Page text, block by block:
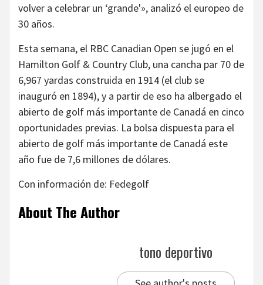
volver a celebrar un ‘grande'», analizó el europeo de
30 años.
Esta semana, el RBC Canadian Open se jugó en el
Hamilton Golf & Country Club, una cancha par 70 de
6,967 yardas construida en 1914 (el club se
inauguró en 1894), y a partir de eso ha albergado el
abierto de golf más importante de Canadá en cinco
oportunidades previas. La bolsa dispuesta para el
abierto de golf más importante de Canadá este
año fue de 7,6 millones de dólares.
Con información de: Fedegolf
About The Author
tono deportivo